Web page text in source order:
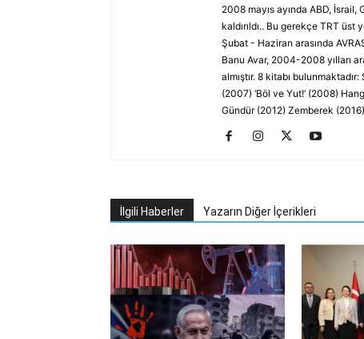
2008 mayıs ayında ABD,
kaldırıldı.. Bu gerekçe TRT
Şubat - Haziran arasında
Banu Avar, 2004-2008 yılları
almıştır. 8 kitabı
(2007) ‘Böl ve Yut!’ (2008)
Gündür (2012) Zemberek (2016)
İlgili Haberler Yazarın Diğer İçerikleri